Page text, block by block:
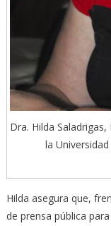
Dra. Hilda
la
Hilda asegura que,
de prensa pública